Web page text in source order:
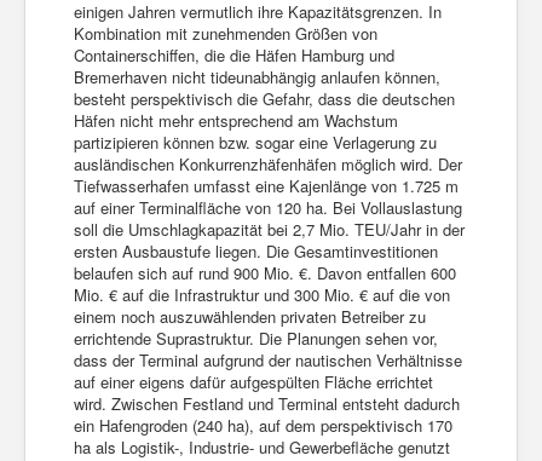
einigen Jahren vermutlich ihre Kapazitätsgrenzen. In
Kombination mit zunehmenden Größen von
Containerschiffen, die die Häfen Hamburg und
Bremerhaven nicht tideunabhängig anlaufen können,
besteht perspektivisch die Gefahr, dass die deutschen
Häfen nicht mehr entsprechend am Wachstum
partizipieren können bzw. sogar eine Verlagerung zu
ausländischen Konkurrenzhäfenhäfen möglich wird. Der
Tiefwasserhafen umfasst eine Kajenlänge von 1.725 m
auf einer Terminalfläche von 120 ha. Bei Vollauslastung
soll die Umschlagkapazität bei 2,7 Mio. TEU/Jahr in der
ersten Ausbaustufe liegen. Die Gesamtinvestitionen
belaufen sich auf rund 900 Mio. €. Davon entfallen 600
Mio. € auf die Infrastruktur und 300 Mio. € auf die von
einem noch auszuwählenden privaten Betreiber zu
errichtende Suprastruktur. Die Planungen sehen vor,
dass der Terminal aufgrund der nautischen Verhältnisse
auf einer eigens dafür aufgespülten Fläche errichtet
wird. Zwischen Festland und Terminal entsteht dadurch
ein Hafengroden (240 ha), auf dem perspektivisch 170
ha als Logistik-, Industrie- und Gewerbefläche genutzt